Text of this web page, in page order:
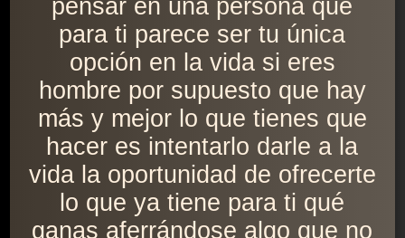
pensar en una persona que
para ti parece ser tu única
opción en la vida si eres
hombre por supuesto que hay
más y mejor lo que tienes que
hacer es intentarlo darle a la
vida la oportunidad de ofrecerte
lo que ya tiene para ti qué
ganas aferrándose algo que no